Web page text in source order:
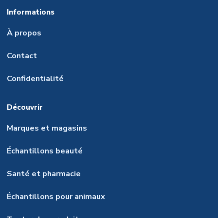
Informations
À propos
Contact
Confidentialité
Découvrir
Marques et magasins
Échantillons beauté
Santé et pharmacie
Échantillons pour animaux